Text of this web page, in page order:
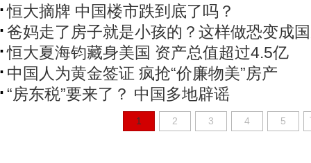
恒大摘牌 中国楼市跌到底了吗？
爸妈走了房子就是小孩的？这样做恐变成
恒大夏海钧藏身美国 资产总值超过4.5亿
中国人为黄金签证 疯抢“价廉物美”房产
“房东税”要来了？ 中国多地辟谣
1 2 3 4 5